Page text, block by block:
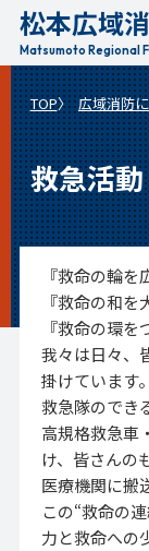
へ
移
動
松本広域
Matsumoto Regional
TOP 広域消防
救急活動
『救命の輪を
『救命の和を
『救命の環を
我々は日々、
掛けています。
救急隊のでき
高規格救急車
け、皆さんの
医療機関に搬
この“救命の
力と救命への